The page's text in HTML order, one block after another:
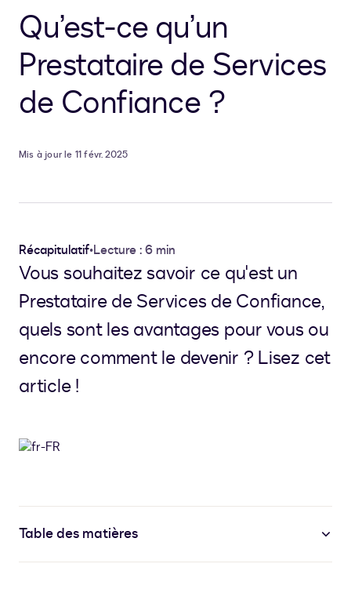
Qu’est-ce qu’un
Prestataire de Services
de Confiance ?
Mis à jour le 11 févr. 2025
Récapitulatif•Lecture : 6 min
Vous souhaitez savoir ce qu'est un
Prestataire de Services de Confiance,
quels sont les avantages pour vous ou
encore comment le devenir ? Lisez cet
article !
Table des matières